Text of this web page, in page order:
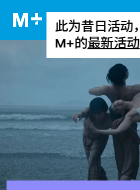
此为昔日活动
M+的最新活动